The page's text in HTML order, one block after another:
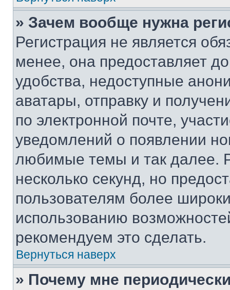
» Зачем вообще нужна
Регистрация не является
менее, она предоставляет
удобства, недоступные
аватары, отправку и
по электронной почте,
уведомлений о появлении
любимые темы и так далее.
несколько секунд, но
пользователям более
использованию
рекомендуем это сделать.
Вернуться наверх
» Почему мне